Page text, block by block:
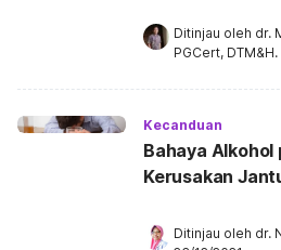
Ditinjau oleh dr.
PGCert, DTM&H.
Kecanduan
Bahaya Alkohol
Kerusakan
Ditinjau oleh dr.